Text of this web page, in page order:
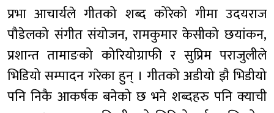
प्रभा आचार्यले गीतको शब्द कोरेको गीमा उदयराज
पौडेलको संगीत संयोजन, रामकुमार केसीको छयांकन,
प्रशान्त तामाङको कोरियोग्राफी र सुप्रिम पराजुलीले
भिडियो सम्पादन गरेका हुन् । गीतको अडीयो झै भिडीयो
पनि निकै आकर्षक बनेको छ भने शब्दहरु पनि क्याची